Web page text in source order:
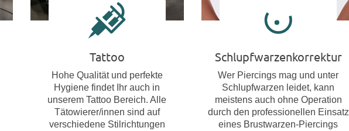
Tattoo
Hohe Qualität und perfekte
Hygiene findet Ihr auch in
unserem Tattoo Bereich. Alle
Tätowierer/innen sind auf
verschiedene Stilrichtungen
Schlupfwarzenkorrektur
Wer Piercings mag und unter
Schlupfwarzen leidet, kann
meistens auch ohne Operation
durch den professionellen Einsatz
eines Brustwarzen-Piercings